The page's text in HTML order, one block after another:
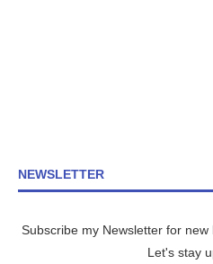
NEWSLETTER
Subscribe my Newsletter for
Let's stay